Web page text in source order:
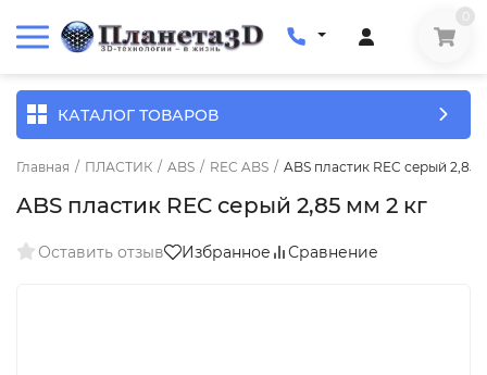
КАТАЛОГ ТОВАРОВ
Главная / ПЛАСТИК / ABS / REC ABS / ABS пластик REC серый 2,85
ABS пластик REC серый 2,85 мм 2 кг
Оставить отзыв Избранное Сравнение